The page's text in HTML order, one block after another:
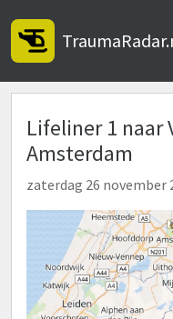
Lifeliner 1 naar
Amsterdam
zaterdag 26 november